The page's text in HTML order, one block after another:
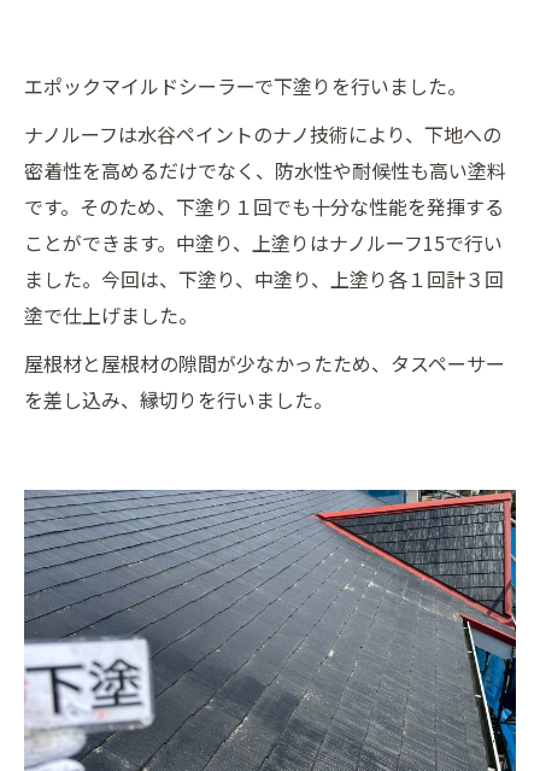
エポックマイルドシーラーで下塗りを行いました。
ナノルーフは水谷ペイントのナノ技術により、下地への
密着性を高めるだけでなく、防水性や耐候性も高い塗料
です。そのため、下塗り１回でも十分な性能を発揮する
ことができます。中塗り、上塗りはナノルーフ15で行い
ました。今回は、下塗り、中塗り、上塗り各１回計３回
塗で仕上げました。
屋根材と屋根材の隙間が少なかったため、タスペーサー
を差し込み、縁切りを行いました。